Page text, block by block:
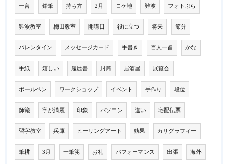
一言 鉛筆 持ち方 2月 ロケ地 難波 フォトぶら
難波教室 梅田教室 開講日 役に立つ 将来 節分
バレンタイン メッセージカード 手書き 百人一首 かな
手紙 嬉しい 履歴書 封筒 居酒屋 展覧会
ボールペン ワークショップ イベント 手作り 段位
師範 字が綺麗 印象 パソコン 違い 宅配伝票
習字教室 兵庫 ヒーリングアート 効果 カリグラフィー
筆耕 3月 一筆箋 お礼 パフォーマンス 出張 海外